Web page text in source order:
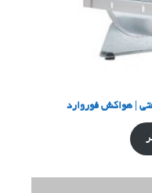
| هواکش فوروارد